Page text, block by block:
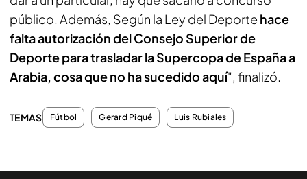
público. Además, Según la Ley del Deporte hace
falta autorización del Consejo Superior de
Deporte para trasladar la Supercopa de España a
Arabia, cosa que no ha sucedido aquí", finalizó.
TEMAS Fútbol Gerard Piqué Luis Rubiales